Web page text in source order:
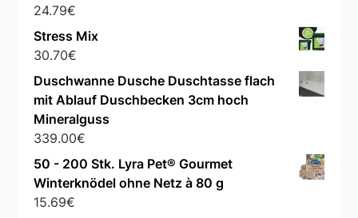
24.79€
Stress Mix
30.70€
Duschwanne Dusche Duschtasse flach
mit Ablauf Duschbecken 3cm hoch
Mineralguss
339.00€
50 - 200 Stk. Lyra Pet® Gourmet
Winterknödel ohne Netz à 80 g
15.69€